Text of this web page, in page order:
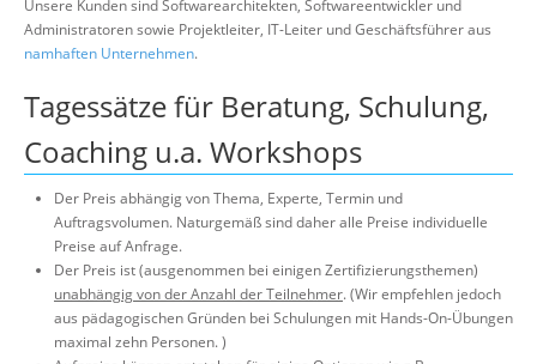
Über uns
Suche
Unsere Kunden sind Softwarearchitekten, Softwareentwickler und
Administratoren sowie Projektleiter, IT-Leiter und Geschäftsführer aus
namhaften Unternehmen.
Tagessätze für Beratung, Schulung,
Coaching u.a. Workshops
Der Preis abhängig von Thema, Experte, Termin und
Auftragsvolumen. Naturgemäß sind daher alle Preise individuelle
Preise auf Anfrage.
Der Preis ist (ausgenommen bei einigen Zertifizierungsthemen)
unabhängig von der Anzahl der Teilnehmer. (Wir empfehlen jedoch
aus pädagogischen Gründen bei Schulungen mit Hands-On-Übungen
maximal zehn Personen. )